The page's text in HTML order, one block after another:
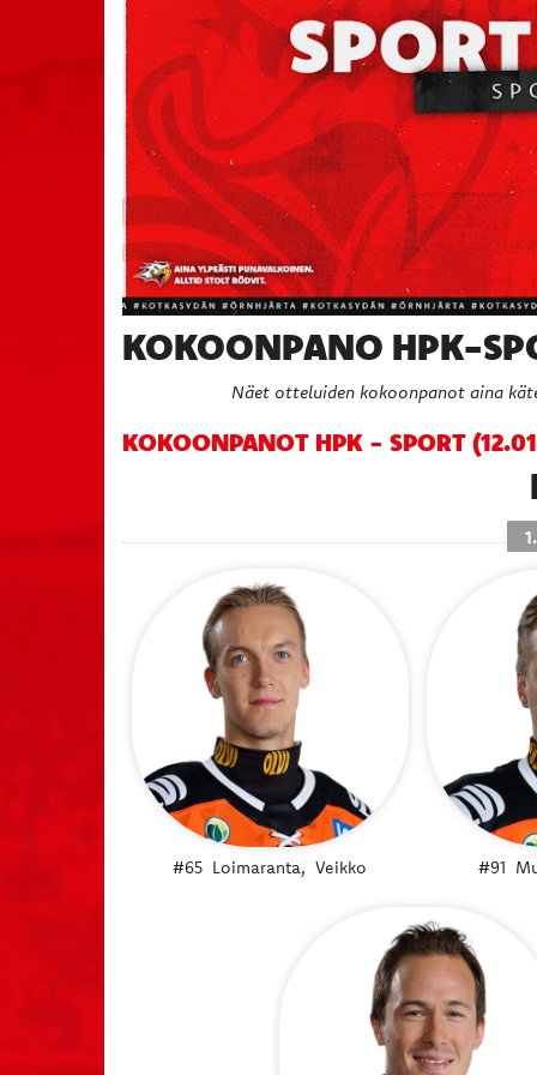
KOKOONPANO HPK-
Näet otteluiden kokoonpanot aina
KOKOONPANOT HPK - SPORT
#65 Loimaranta, Veikko #91